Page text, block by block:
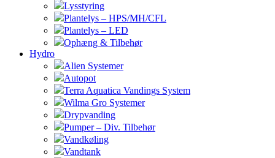
Lysstyring
Plantelys – HPS/MH/CFL
Plantelys – LED
Ophæng & Tilbehør
Hydro
Alien Systemer
Autopot
Terra Aquatica Vandings System
Wilma Gro Systemer
Drypvanding
Pumper – Div. Tilbehør
Vandkøling
Vandtank